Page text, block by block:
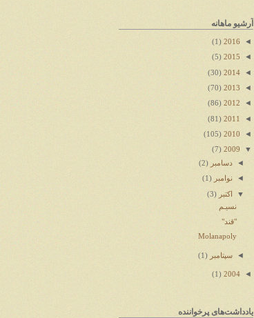
آرشیو ماهانه
◄
2016
(1)
◄
2015
(5)
◄
2014
(30)
◄
2013
(70)
◄
2012
(86)
◄
2011
(81)
◄
2010
(105)
▼
2009
(7)
◄ دسامبر (2)
◄ نوامبر (1)
▼ اکتبر (3)
نسیـم
"قند"
Molanapoly
◄ سپتامبر (1)
◄
2004
(1)
یادداشت‌های پرخواننده